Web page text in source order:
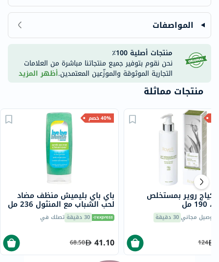
المواصفات
منتجات أصلية 100٪
نحن نقوم بتوفير جميع منتجاتنا مباشرة من العلامات
التجارية الموثوقة والموزّعين المعتمدين.أظهر المزيد
منتجات مماثلة
40% خصم
​​باي باي بليميش منظف مضاد
لحب الشباب مع المنثول 236 مل
30 دقيقة تصلك في
41.10
68.50
روير بمستخلص
مل
توصيل مجاني30 دقيقة
124